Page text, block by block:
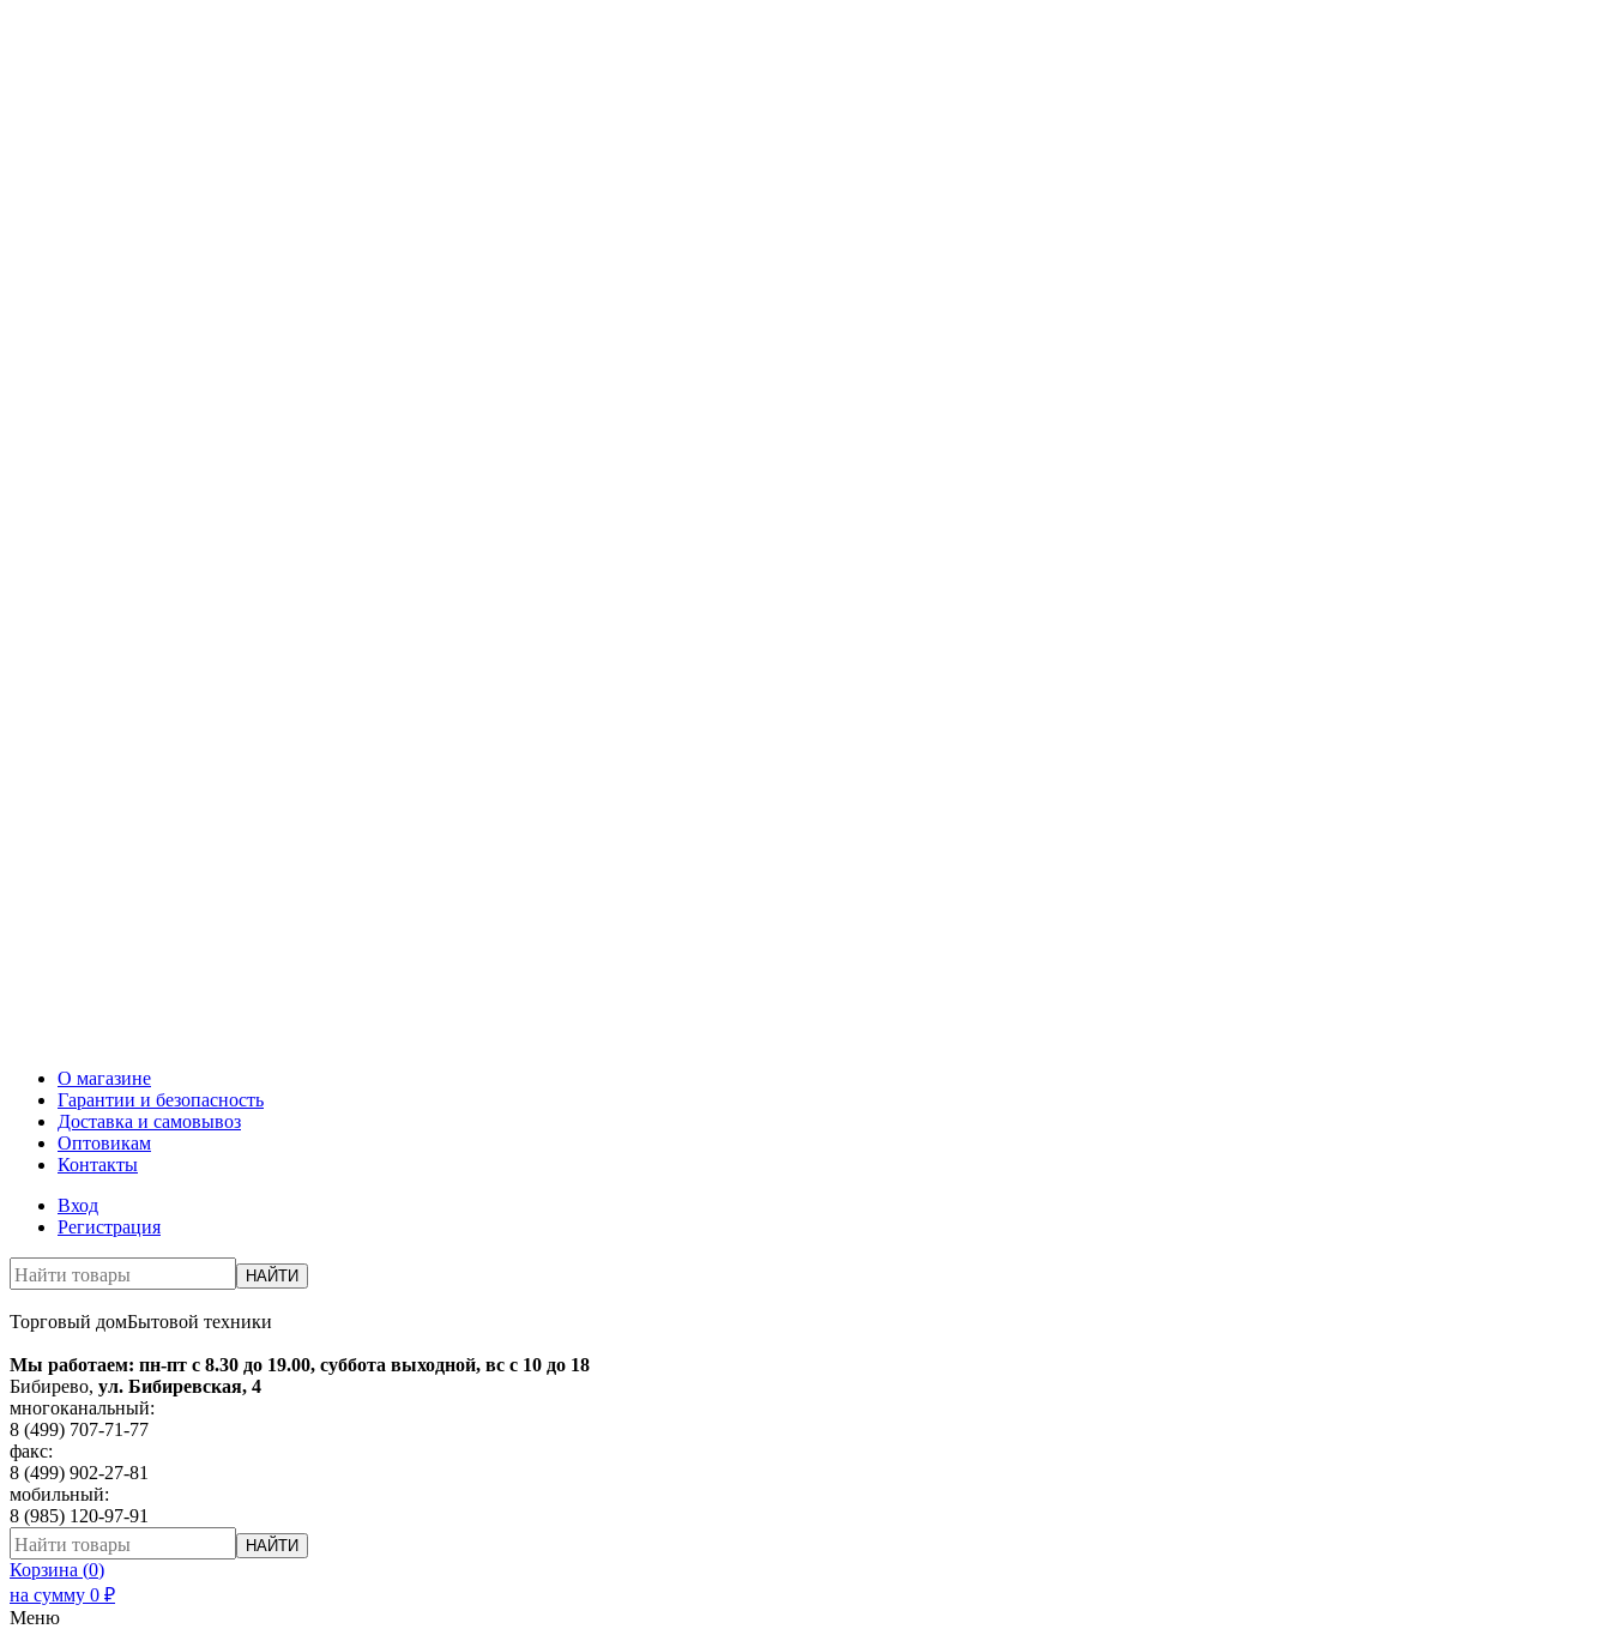
О магазине
Гарантии и безопасность
Доставка и самовывоз
Оптовикам
Контакты
Вход
Регистрация
НАЙТИ
Торговый домБытовой техники
Мы работаем: пн-пт с 8.30 до 19.00, суббота выходной, вс с 10 до 18
Бибирево, ул. Бибиревская, 4
многоканальный:
8 (499) 707-71-77
факс:
8 (499) 902-27-81
мобильный:
8 (985) 120-97-91
НАЙТИ
Корзина (0)
на сумму 0 ₽
Меню